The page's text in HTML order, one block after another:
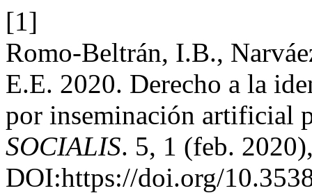
[1]
Romo-Beltrán, I.B.,
E.E. 2020. Derecho a la
por inseminación artificial
SOCIALIS. 5, 1 (feb.
DOI:https://doi.org/